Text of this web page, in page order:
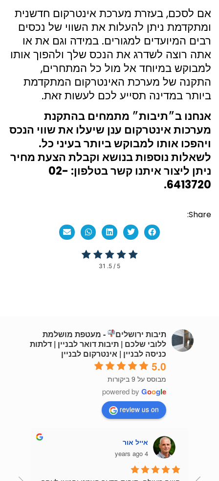
אם לסכם, בעזרת מערכת אינטרקום חדשנית
ומתקדמת ניתן להעלות את השווי של נכסים
רבים המיועדים למגורים. במידה וגם את או
אתה רוצה לשדרג את הנכס שלך ולהפוך אותו
למבוקש במיוחד אל מול כל המתחרים,
התקנה של מערכת האינטרקום המתקדמת
ביותר במדינה תסייע לכם לעשות זאת.
אנחנו ב״תיבות״ מתמחים בהתקנת
מערכות אינטרקום ענן שיעלו את שווי הנכס
ויהפכו אותו למבוקש ביותר בעיני כל.
לשאלות נוספות בנושא וקבלת הצעת מחיר
ניתן ליצור איתנו קשר בטלפון: 02-
6413720.
Share:
5
/ 5.
31
תיבות ירושלים
- מעטפת מושלמת
ללובי שלכם | תיבות דואר לבניין | דלתות
כניסה לבניין | אינטרקום לבניין
5.0
מבוסס על 9 ביקורות
powered by Google
review us on
אייל אור
4 years ago